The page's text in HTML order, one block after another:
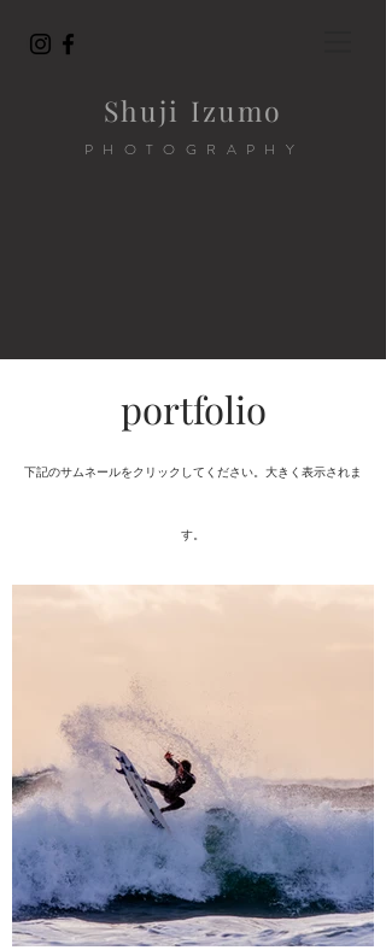
Shuji Izumo
PHOTOGRAPHY
portfolio
下記のサムネールをクリックしてください。大きく表示されま
す。